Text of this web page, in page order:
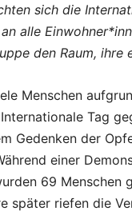
sich die
alle
den Raum, ihre
Menschen
Tag
Gedenken der
einer
69 Menschen
später riefen die